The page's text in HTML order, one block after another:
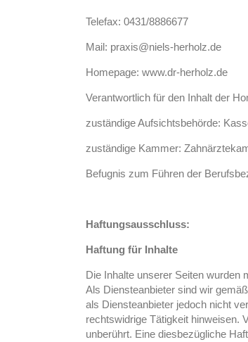
Telefax: 0431/8886677
Mail: praxis@niels-herholz.de
Homepage: www.dr-herholz.de
Verantwortlich für den Inhalt der
zuständige Aufsichtsbehörde:
zuständige Kammer:
Befugnis zum Führen der
Haftungsausschluss:
Haftung für Inhalte
Die Inhalte unserer Seiten wurden
Als Diensteanbieter sind wir
als Diensteanbieter jedoch nicht
rechtswidrige Tätigkeit hinweisen.
unberührt. Eine diesbezügliche